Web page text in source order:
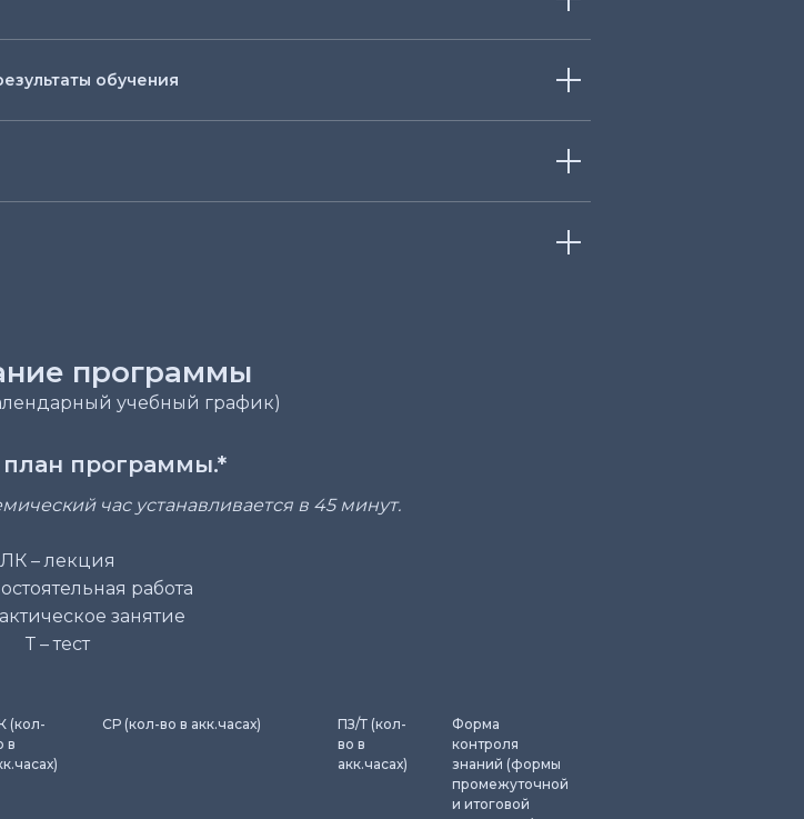
обучения
программы
учебный график)
программы.*
час устанавливается в 45 минут.
ЛК – лекция
работа
занятие
Т – тест
(кол-
в
СР (кол-во в акк.часах)
ПЗ/Т (кол-
во в
акк.часах)
Форма
контроля
знаний (формы
промежуточной
и итоговой